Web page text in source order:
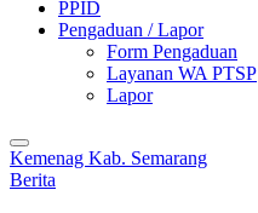
PPID
Pengaduan / Lapor
Form Pengaduan
Layanan WA PTSP
Lapor
Kemenag Kab. Semarang
Berita